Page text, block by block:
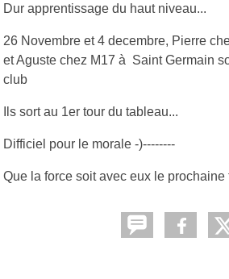
Dur apprentissage du haut niveau...
26 Novembre et 4 decembre, Pierre
et Aguste chez M17 à Saint Germain
club
Ils sort au 1er tour du tableau...
Difficiel pour le morale -)--------
Que la force soit avec eux le prochaine